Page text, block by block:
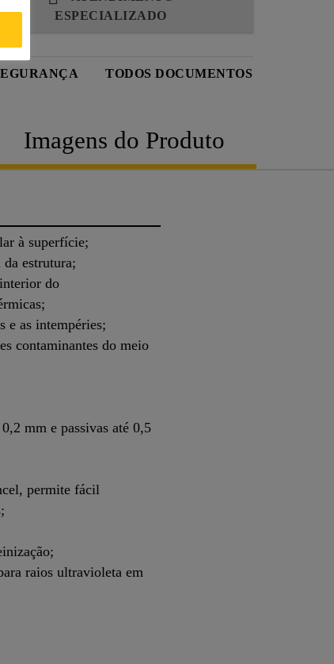
ESPECIALIZADO
TODOS DOCUMENTOS
Imagens do Produto
à superfície;
estrutura;
do
e as intempéries;
contaminantes do meio
mm e passivas até 0,5
permite fácil
raios ultravioleta em